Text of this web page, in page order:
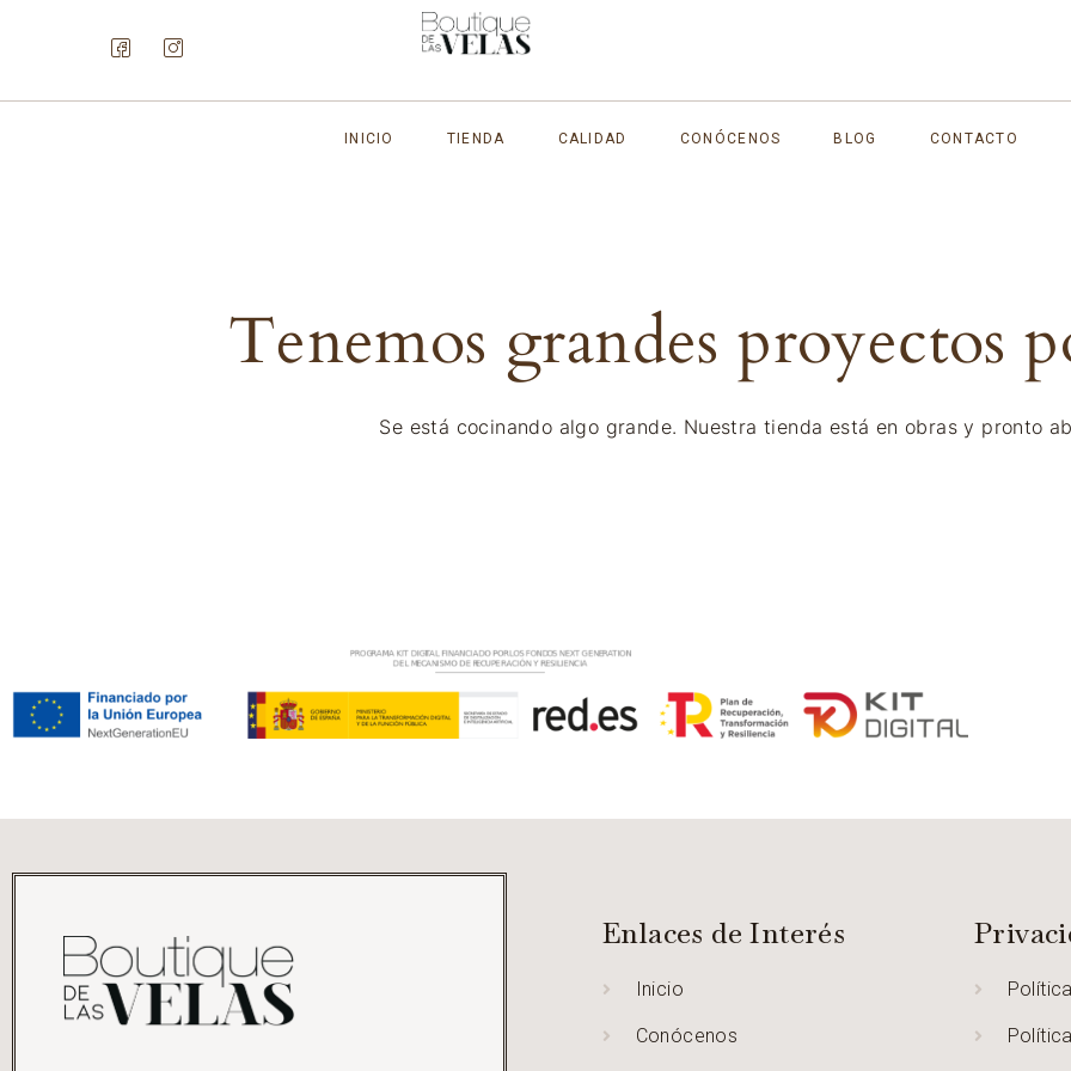
INICIO TIENDA CALIDAD CONÓCENOS BLOG CONTACTO
Tenemos grandes proyectos
Se está cocinando algo grande. Nuestra tienda está en obras y pronto
Enlaces de Interés
Inicio
Conócenos